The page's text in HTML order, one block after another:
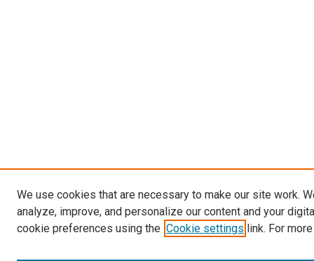
We use cookies that are necessary to make our site work.
analyze, improve, and personalize our content and your
cookie preferences using the Cookie settings link. For